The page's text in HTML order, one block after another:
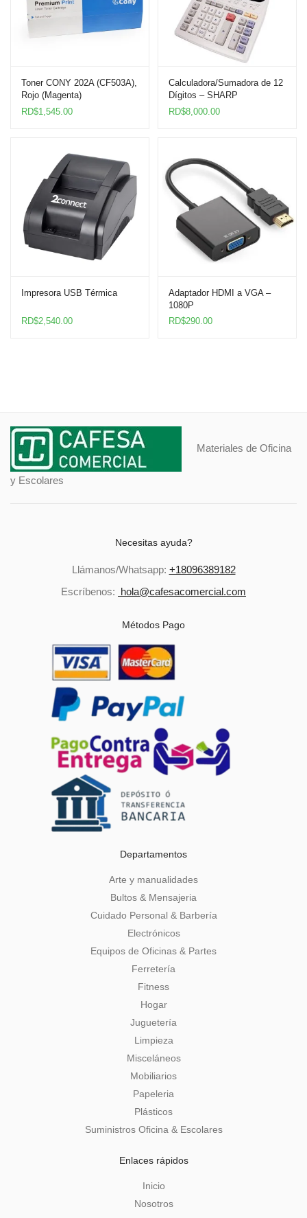
Toner CONY 202A (CF503A),
Rojo (Magenta)
RD$1,545.00
Calculadora/Sumadora de 12
Dígitos – SHARP
RD$8,000.00
Impresora USB Térmica
RD$2,540.00
Adaptador HDMI a VGA –
1080P
RD$290.00
Materiales de Oficina
y Escolares
Necesitas ayuda?
Llámanos/Whatsapp: +18096389182
Escríbenos: hola@cafesacomercial.com
Métodos Pago
Departamentos
Arte y manualidades
Bultos & Mensajeria
Cuidado Personal & Barbería
Electrónicos
Equipos de Oficinas & Partes
Ferretería
Fitness
Hogar
Juguetería
Limpieza
Misceláneos
Mobiliarios
Papeleria
Plásticos
Suministros Oficina & Escolares
Enlaces rápidos
Inicio
Nosotros